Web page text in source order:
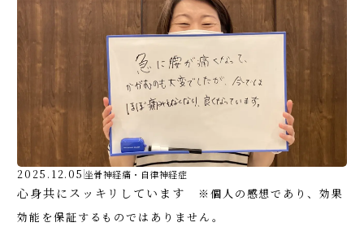
2025.12.05坐骨神経痛・自律神経症
心身共にスッキリしています
※個人の感想であり、効果
効能を保証するものではありません。